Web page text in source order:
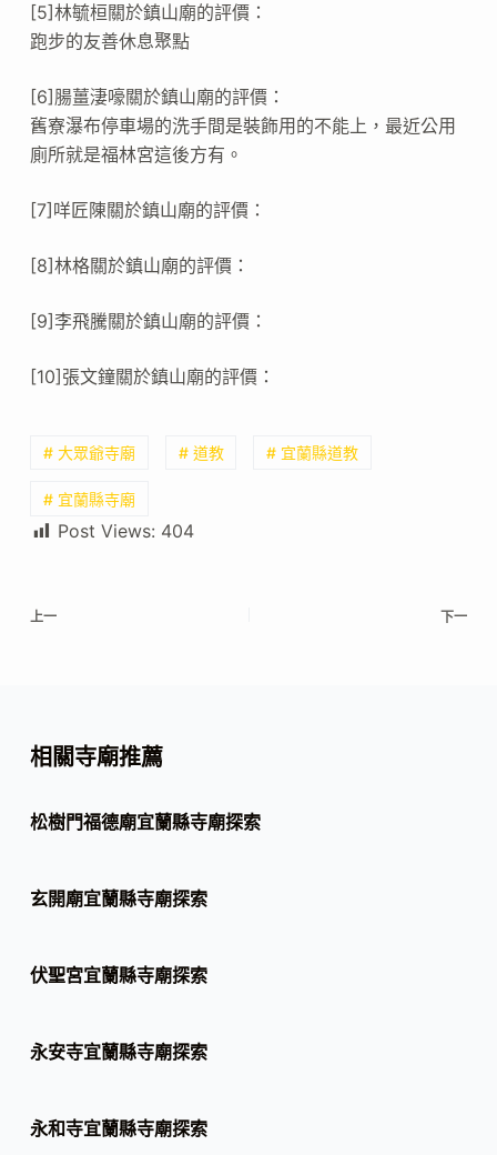
[5]林毓桓關於鎮山廟的評價：
跑步的友善休息聚點
[6]腸薑淒嚎關於鎮山廟的評價：
舊寮瀑布停車場的洗手間是裝飾用的不能上，最近公用
廁所就是福林宮這後方有。
[7]咩匠陳關於鎮山廟的評價：
[8]林格關於鎮山廟的評價：
[9]李飛騰關於鎮山廟的評價：
[10]張文鐘關於鎮山廟的評價：
# 大眾爺寺廟 # 道教 # 宜蘭縣道教
# 宜蘭縣寺廟
Post Views: 404
上一 下一
相關寺廟推薦
松樹門福德廟宜蘭縣寺廟探索
玄開廟宜蘭縣寺廟探索
伏聖宮宜蘭縣寺廟探索
永安寺宜蘭縣寺廟探索
永和寺宜蘭縣寺廟探索